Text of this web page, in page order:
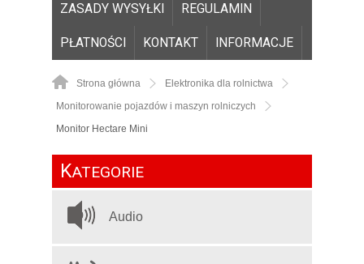
ZASADY WYSYŁKI REGULAMIN
PŁATNOŚCI KONTAKT INFORMACJE
Strona główna
Elektronika dla rolnictwa
Monitorowanie pojazdów i maszyn rolniczych
Monitor Hectare Mini
KATEGORIE
Audio